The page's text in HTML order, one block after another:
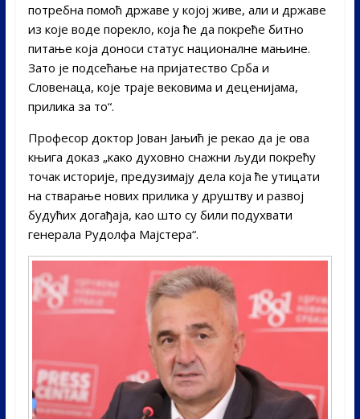
потребна помоћ државе у којој живе, али и државе
из које воде порекло, која ће да покреће битно
питање која доноси статус националне мањине.
Зато је подсећање на пријатество Срба и
Словенаца, које траје вековима и деценијама,
прилика за то“.
Професор доктор Јован Јањић је рекао да је ова
књига доказ „како духовно снажни људи покрећу
точак историје, предузимају дела која ће утицати
на стварање нових прилика у друштву и развој
будућих догађаја, као што су били подухвати
генерала Рудолфа Мајстера“.